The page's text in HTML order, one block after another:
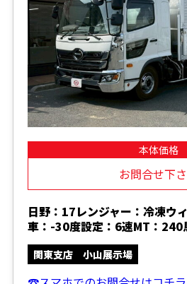
本体価格
お問合せ下
日野：17レンジャー：冷凍ウ
車：-30度設定：6速MT：240
関東支店 小山展示場